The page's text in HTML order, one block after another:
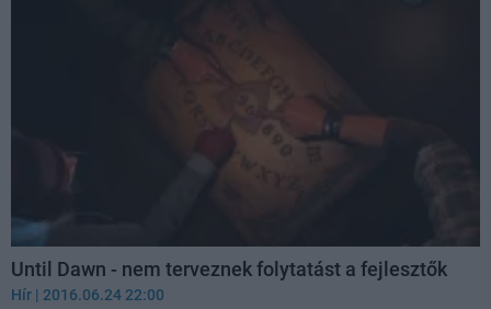
Until Dawn - nem terveznek folytatást a fejlesztők
Hír | 2016.06.24 22:00